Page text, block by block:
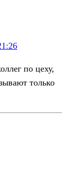
по цеху,
только